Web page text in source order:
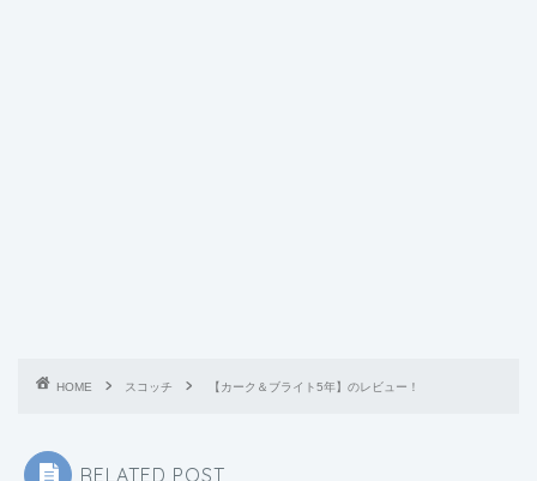
HOME スコッチ 【カーク＆ブライト5年】のレビュー！
RELATED POST